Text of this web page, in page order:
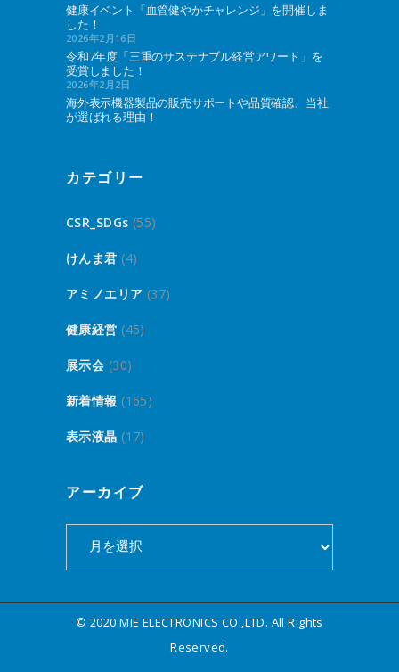
健康イベント「血管健やかチャレンジ」を開催しま
した！
2026年2月16日
令和7年度「三重のサステナブル経営アワード」を
受賞しました！
2026年2月2日
海外表示機器製品の販売サポートや品質確認、当社
が選ばれる理由！
カテゴリー
CSR_SDGs (55)
けんま君 (4)
アミノエリア (37)
健康経営 (45)
展示会 (30)
新着情報 (165)
表示液晶 (17)
アーカイブ
イ
ブ© 2020 MIE ELECTRONICS CO.,LTD. All Rights
Reserved.